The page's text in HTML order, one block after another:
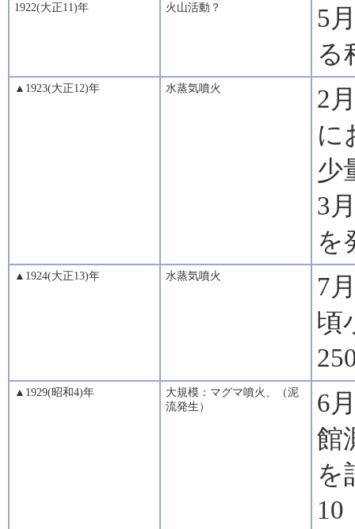
1922(大正11)年 火山活動？
5
る
▲1923(大正12)年 水蒸気噴火
2
に
少
3
を
▲1924(大正13)年 水蒸気噴火
7
頃
▲1929(昭和4)年
大規模：マグマ噴火、（泥
流発生）
6
館
を
10